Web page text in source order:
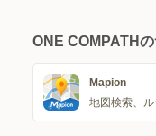
ONE COMPATH
Mapion
地図検索、